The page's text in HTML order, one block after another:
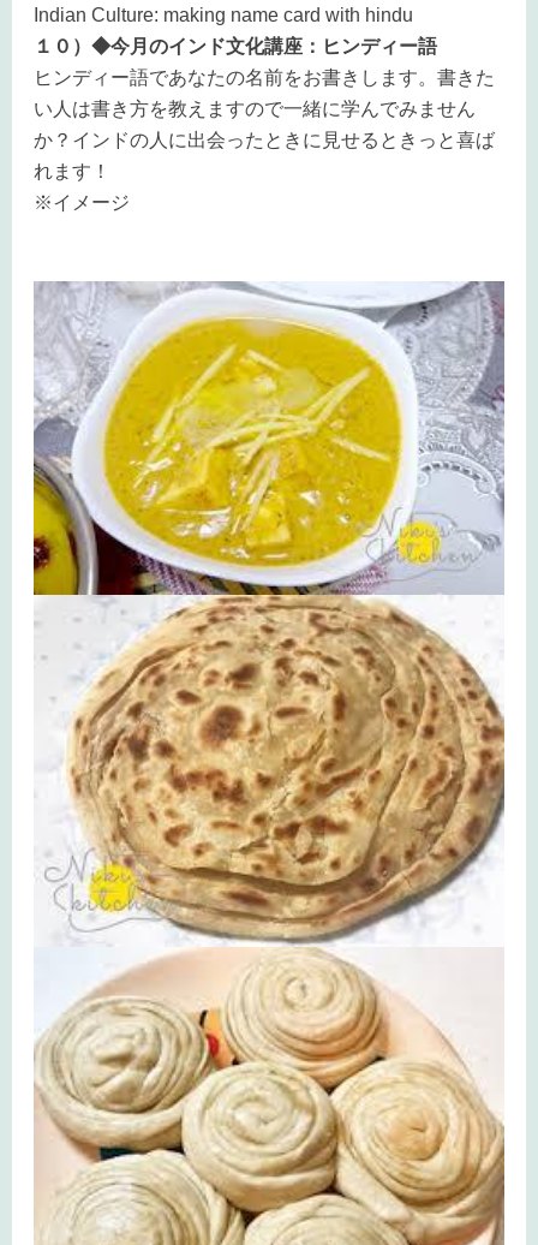
Indian Culture: making name card with hindu
１０）◆今月のインド文化講座：ヒンディー語
ヒンディー語であなたの名前をお書きします。書きた
い人は書き方を教えますので一緒に学んでみません
か？ インドの人に出会ったときに見せるときっと喜ば
れます！
※イメージ